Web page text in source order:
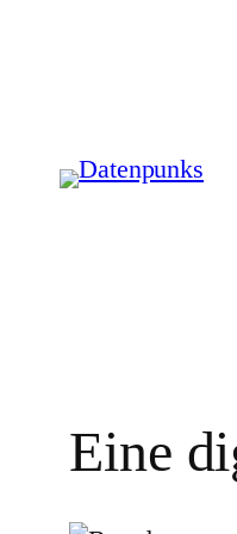
springen
Eine